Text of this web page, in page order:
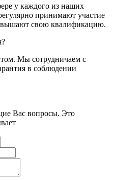
у каждого из наших
принимают участие
свою квалификацию.
Мы сотрудничаем с
в соблюдении
Вас вопросы. Это